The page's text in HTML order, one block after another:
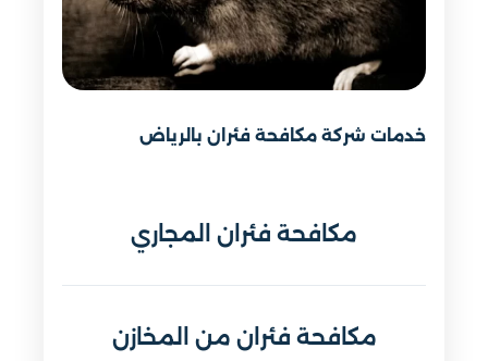
خدمات شركة مكافحة فئران بالرياض
مكافحة فئران المجاري
مكافحة فئران من المخازن